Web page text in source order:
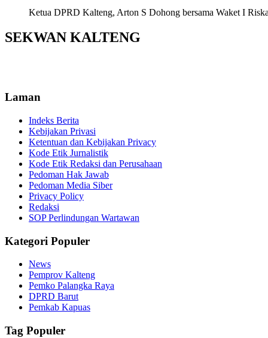
Ketua DPRD Kalteng, Arton S Dohong bersama Waket I
SEKWAN KALTENG
Laman
Indeks Berita
Kebijakan Privasi
Ketentuan dan Kebijakan Privacy
Kode Etik Jurnalistik
Kode Etik Redaksi dan Perusahaan
Pedoman Hak Jawab
Pedoman Media Siber
Privacy Policy
Redaksi
SOP Perlindungan Wartawan
Kategori Populer
News
Pemprov Kalteng
Pemko Palangka Raya
DPRD Barut
Pemkab Kapuas
Tag Populer